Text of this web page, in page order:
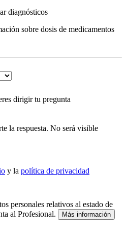
diagnósticos
sobre dosis de medicamentos
dirigir tu pregunta
la respuesta. No será visible
y la política de privacidad
personales relativos al estado de
al Profesional.
Más información